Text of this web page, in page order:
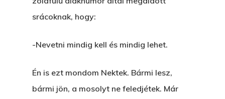
srácoknak, hogy:
-Nevetni mindig kell és mindig lehet.
Én is ezt mondom Nektek. Bármi lesz,
bármi jön, a mosolyt ne feledjétek. Már